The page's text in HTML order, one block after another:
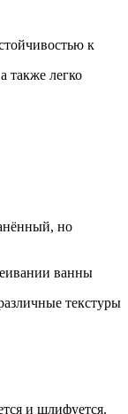
к
также легко
но
ванны
текстуры
и шлифуется.